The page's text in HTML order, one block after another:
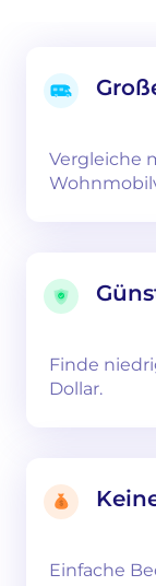
Vergleiche
Finde
Dollar.
Einfache